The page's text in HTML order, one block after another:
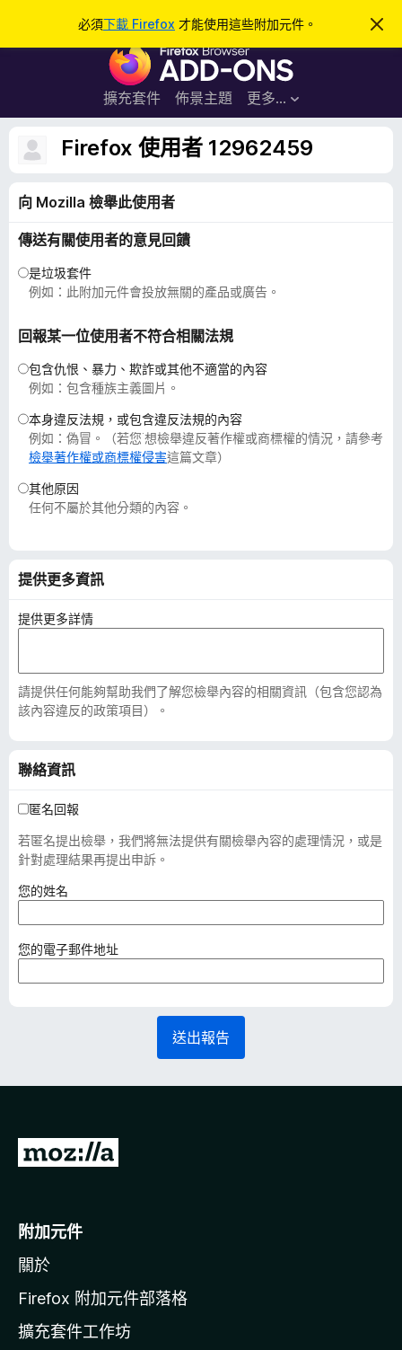
必須下載 Firefox 才能使用這些附加元件。
忽
此
F
r
e
f
加
件
擴充套件 佈景主題 更多…
登入
Firefox 使用者 12962459
向 Mozilla 檢舉此使用者
傳送有關使用者的意見回饋
是垃圾套件
例如：此附加元件會投放無關的產品或廣告。
回報某一位使用者不符合相關法規
包含仇恨、暴力、欺詐或其他不適當的內容
例如：包含種族主義圖片。
本身違反法規，或包含違反法規的內容
例如：偽冒。（若您˙想檢舉違反著作權或商標權的情況，請參考
檢舉著作權或商標權侵害這篇文章）
其他原因
任何不屬於其他分類的內容。
提供更多資訊
提供更多詳情
請提供任何能夠幫助我們了解您檢舉內容的相關資訊（包含您認為
該內容違反的政策項目）。
聯絡資訊
匿名回報
若匿名提出檢舉，我們將無法提供有關檢舉內容的處理情況，或是
針對處理結果再提出申訴。
您的姓名
填
）
您的電子郵件地址（
填
送出報告
前
o
i
l
a
附加元件
關於
Firefox 附加元件部落格
擴充套件工作坊